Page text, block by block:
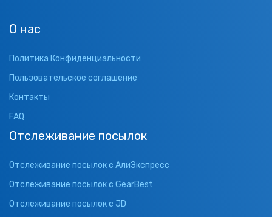
О нас
Политика Конфиденциальности
Пользовательское соглашение
Контакты
FAQ
Отслеживание посылок
Отслеживание посылок с АлиЭкспресс
Отслеживание посылок с GearBest
Отслеживание посылок с JD